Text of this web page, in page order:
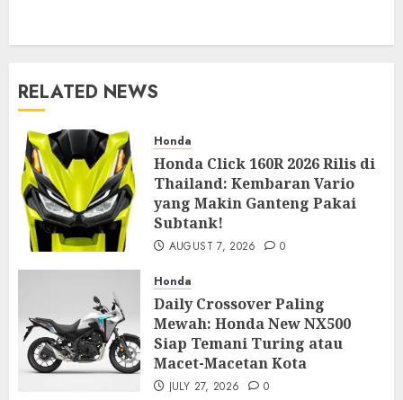
RELATED NEWS
Honda
Honda Click 160R 2026 Rilis di
Thailand: Kembaran Vario
yang Makin Ganteng Pakai
Subtank!
AUGUST 7, 2026 0
Honda
Daily Crossover Paling
Mewah: Honda New NX500
Siap Temani Turing atau
Macet-Macetan Kota
JULY 27, 2026 0